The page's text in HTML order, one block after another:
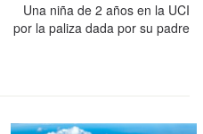
Una niña de 2 años en la UCI
por la paliza dada por su padre